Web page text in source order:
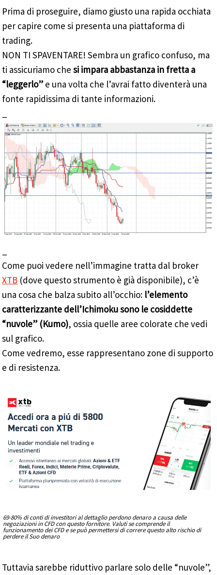
Prima di proseguire, diamo giusto una rapida occhiata
per capire come si presenta una piattaforma di
trading.
NON TI SPAVENTARE! Sembra un grafico confuso, ma
ti assicuriamo chesi impara abbastanza in fretta a
“leggerlo”e una volta che l’avrai fatto diventerà una
fonte rapidissima di tante informazioni.
Come puoi vedere nell’immagine tratta dal broker
XTB (dove questo strumento è già disponibile), c’è
una cosa che balza subito all’occhio: l’elemento
caratterizzante dell’Ichimoku sono le cosiddette
“nuvole” (Kumo), ossia quelle aree colorate che vedi
sul grafico.
Come vedremo, esse rappresentano zone di supporto
e di resistenza.
69-80% di conti di investitori al dettaglio perdono denaro a causa delle
negoziazioni in CFD con questo fornitore. Valuti se comprende il
funzionamento dei CFD e se può permettersi di correre questo alto rischio di
perdere il Suo denaro
Tuttavia sarebbe riduttivo parlare solo delle “nuvole”,